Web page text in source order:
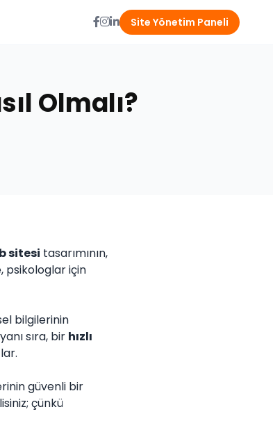
Site Yönetim Paneli
Olmalı?
sitesi tasarımının,
psikologlar için
bilgilerinin
sıra, bir hızlı
güvenli bir
çünkü